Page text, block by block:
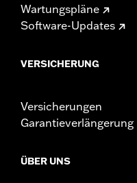
Wartungspläne
Software-Updates
VERSICHERUNG
Versicherungen
Garantieverlängerung
ÜBER UNS